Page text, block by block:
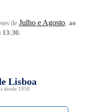
de Julho e Agosto, ao
13:30.
Lisboa
desde 1958